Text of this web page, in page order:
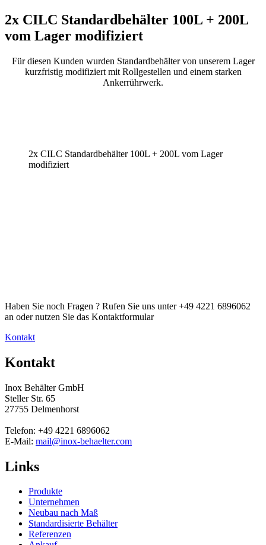
2x CILC Standardbehälter 100L + 200L
vom Lager modifiziert
Für diesen Kunden wurden Standardbehälter von unserem Lager
kurzfristig modifiziert mit Rollgestellen und einem starken
Ankerrührwerk.
2x CILC Standardbehälter 100L + 200L vom Lager
modifiziert
Haben Sie noch Fragen ? Rufen Sie uns unter +49 4221 6896062
an oder nutzen Sie das Kontaktformular
Kontakt
Kontakt
Inox Behälter GmbH
Steller Str. 65
27755 Delmenhorst
Telefon: +49 4221 6896062
E-Mail: mail@inox-behaelter.com
Links
Produkte
Unternehmen
Neubau nach Maß
Standardisierte Behälter
Referenzen